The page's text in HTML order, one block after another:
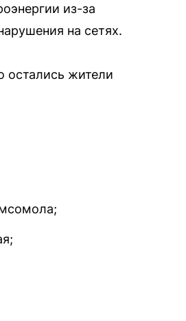
из-за
на сетях.
остались жители